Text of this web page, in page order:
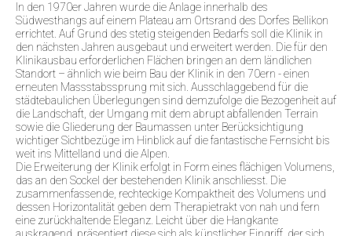
In den 1970er Jahren wurde die Anlage innerhalb des
Südwesthangs auf einem Plateau am Ortsrand des Dorfes Bellikon
errichtet. Auf Grund des stetig steigenden Bedarfs soll die Klinik in
den nächsten Jahren ausgebaut und erweitert werden. Die für den
Klinikausbau erforderlichen Flächen bringen an dem ländlichen
Standort – ähnlich wie beim Bau der Klinik in den 70ern - einen
erneuten Massstabssprung mit sich. Ausschlaggebend für die
städtebaulichen Überlegungen sind demzufolge die Bezogenheit auf
die Landschaft, der Umgang mit dem abrupt abfallenden Terrain
sowie die Gliederung der Baumassen unter Berücksichtigung
wichtiger Sichtbezüge im Hinblick auf die fantastische Fernsicht bis
weit ins Mittelland und die Alpen.
Die Erweiterung der Klinik erfolgt in Form eines flächigen Volumens,
das an den Sockel der bestehenden Klinik anschliesst. Die
zusammenfassende, rechteckige Kompaktheit des Volumens und
dessen Horizontalität geben dem Therapietrakt von nah und fern
eine zurückhaltende Eleganz. Leicht über die Hangkante